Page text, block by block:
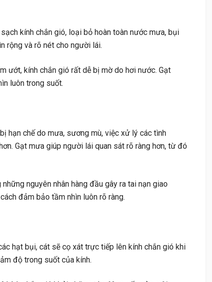
kính chắn gió, loại bỏ hoàn toàn nước mưa, bụi
rộng và rõ nét cho người lái.
ướt, kính chắn gió rất dễ bị mờ do hơi nước. Gạt
luôn trong suốt.
hạn chế do mưa, sương mù, việc xử lý các tình
Gạt mưa giúp người lái quan sát rõ ràng hơn, từ đó
nguyên nhân hàng đầu gây ra tai nạn giao
đảm bảo tầm nhìn luôn rõ ràng.
hạt bụi, cát sẽ cọ xát trực tiếp lên kính chắn gió khi
độ trong suốt của kính.